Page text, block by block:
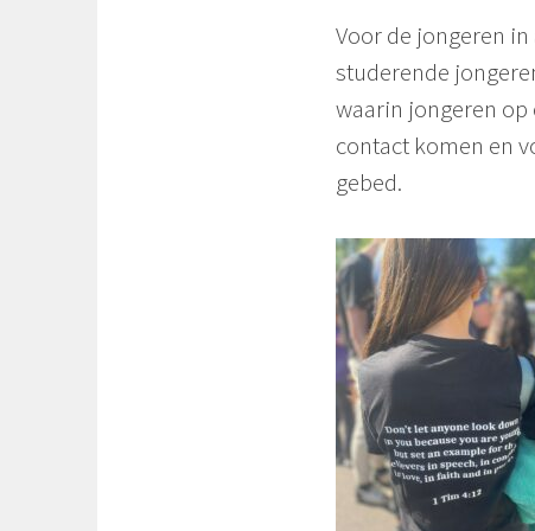
Voor de jongeren
studerende
waarin jongeren op
contact komen en
gebed.